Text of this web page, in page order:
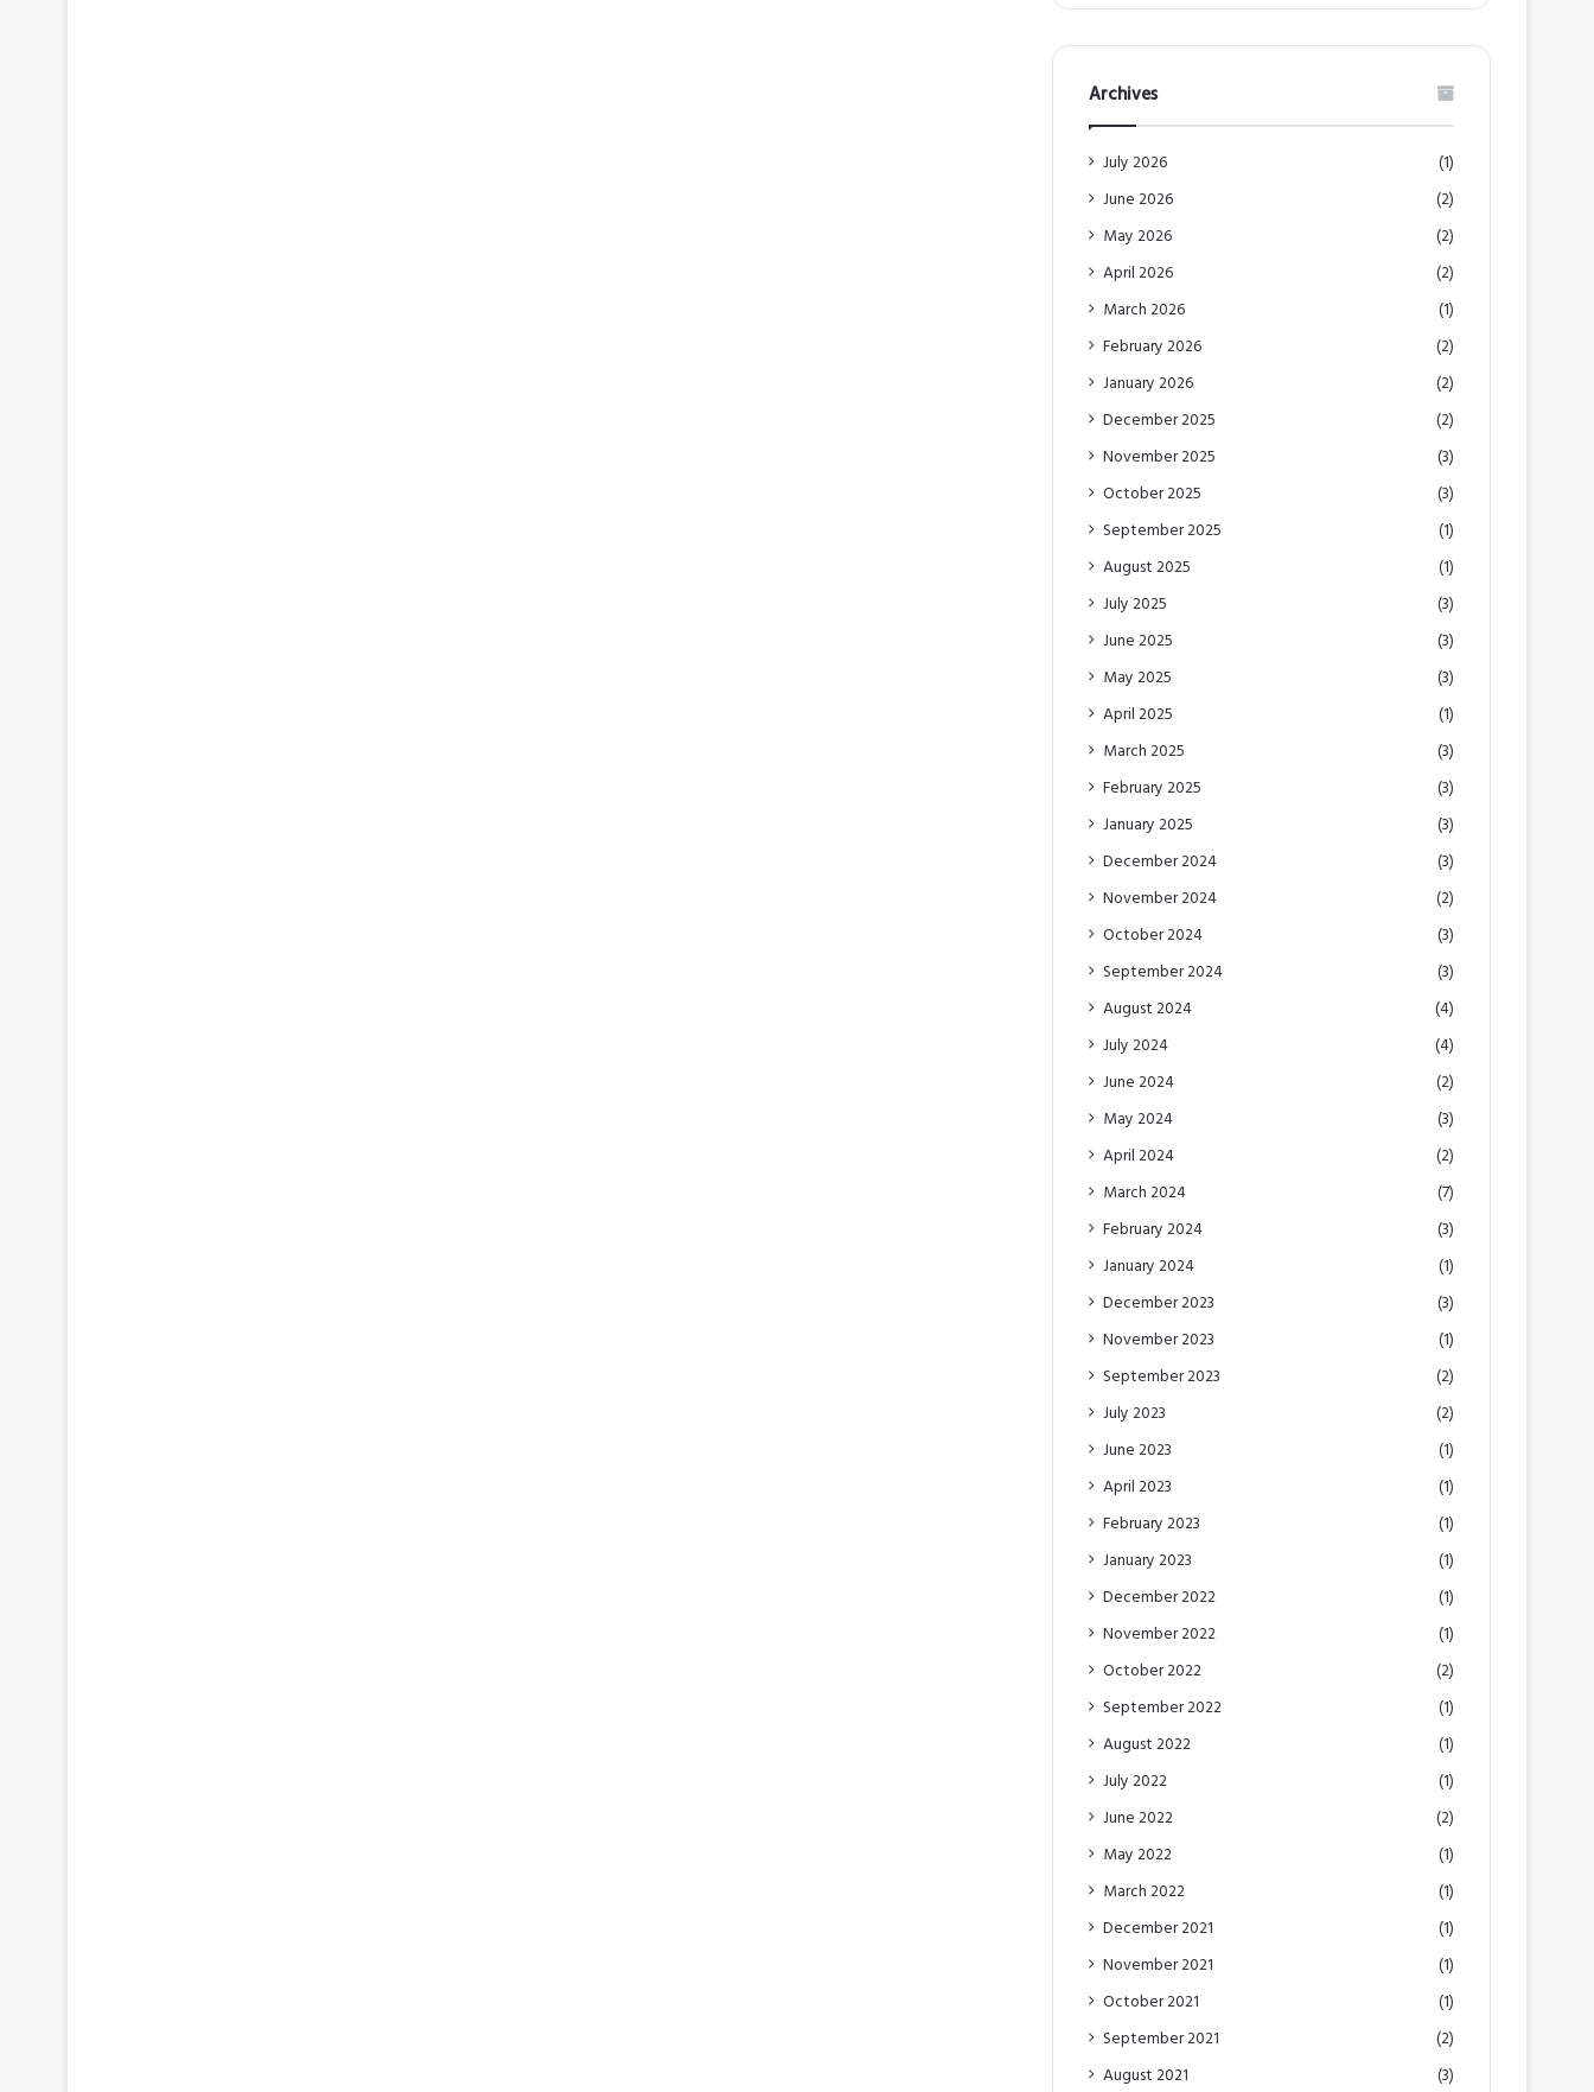
Archives
July 2026
(1)
June 2026
(2)
May 2026
(2)
April 2026
(2)
March 2026
(1)
February 2026
(2)
January 2026
(2)
December 2025
(2)
November 2025
(3)
October 2025
(3)
September 2025
(1)
August 2025
(1)
July 2025
(3)
June 2025
(3)
May 2025
(3)
April 2025
(1)
March 2025
(3)
February 2025
(3)
January 2025
(3)
December 2024
(3)
November 2024
(2)
October 2024
(3)
September 2024
(3)
August 2024
(4)
July 2024
(4)
June 2024
(2)
May 2024
(3)
April 2024
(2)
March 2024
(7)
February 2024
(3)
January 2024
(1)
December 2023
(3)
November 2023
(1)
September 2023
(2)
July 2023
(2)
June 2023
(1)
April 2023
(1)
February 2023
(1)
January 2023
(1)
December 2022
(1)
November 2022
(1)
October 2022
(2)
September 2022
(1)
August 2022
(1)
July 2022
(1)
June 2022
(2)
May 2022
(1)
March 2022
(1)
December 2021
(1)
November 2021
(1)
October 2021
(1)
September 2021
(2)
August 2021
(3)